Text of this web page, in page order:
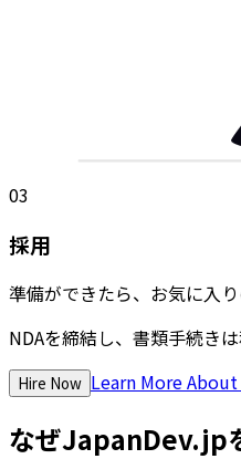
03
採用
準備ができたら、お気に入
NDAを締結し、書類手続き
Hire Now Learn More
なぜJapanDev.jp